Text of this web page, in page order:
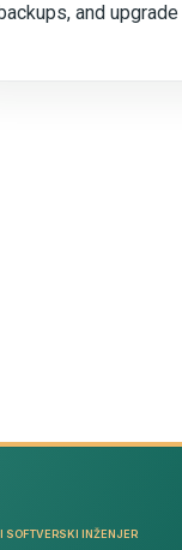
and upgrade
SOFTVERSKI INŽENJER